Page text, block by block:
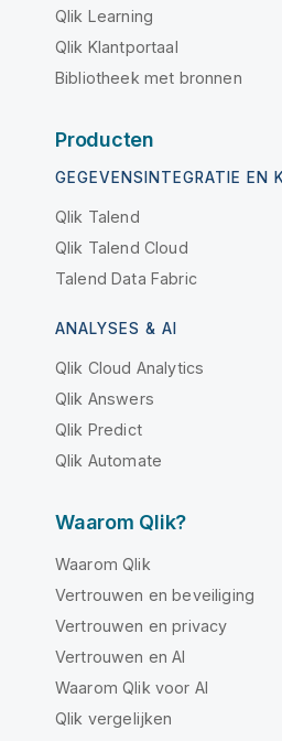
Qlik Learning
Qlik Klantportaal
Bibliotheek met bronnen
Producten
GEGEVENSINTEGRATIE EN
Qlik Talend
Qlik Talend Cloud
Talend Data Fabric
ANALYSES & AI
Qlik Cloud Analytics
Qlik Answers
Qlik Predict
Qlik Automate
Waarom Qlik?
Waarom Qlik
Vertrouwen en beveiliging
Vertrouwen en privacy
Vertrouwen en AI
Waarom Qlik voor AI
Qlik vergelijken